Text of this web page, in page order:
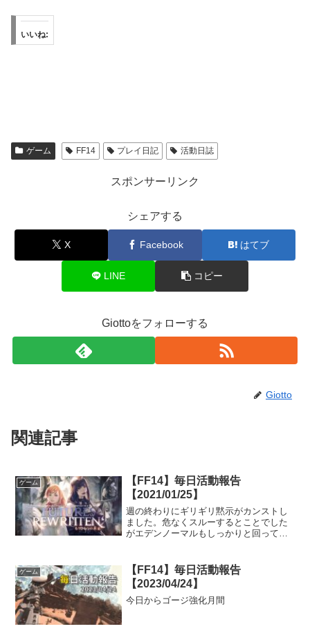
いいね:
ゲーム FF14 プレイ日記 活動日誌
スポンサーリンク
シェアする
X Facebook はてブ
LINE コピー
Giottoをフォローする
Giotto
関連記事
ゲーム
【FF14】毎日活動報告
【2021/01/25】
週の終わりにギリギリ黙示がカンストし
ました。危なくスルーするとことでした
がエデンノーマルもしっかりと回ってお
ゲーム
【FF14】毎日活動報告
【2023/04/24】
今日からゴージ強化月間